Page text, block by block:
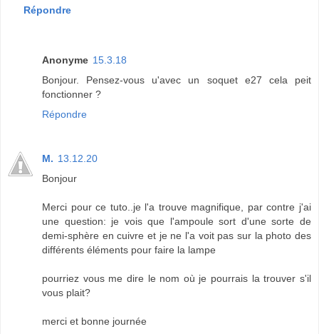
Répondre
Anonyme 15.3.18
Bonjour. Pensez-vous u'avec un soquet e27 cela peit
fonctionner ?
Répondre
M. 13.12.20
Bonjour
Merci pour ce tuto..je l'a trouve magnifique, par contre j'ai
une question: je vois que l'ampoule sort d'une sorte de
demi-sphère en cuivre et je ne l'a voit pas sur la photo des
différents éléments pour faire la lampe
pourriez vous me dire le nom où je pourrais la trouver s'il
vous plait?
merci et bonne journée